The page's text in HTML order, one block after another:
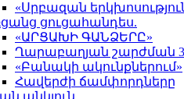
«Սրբազան
ցուցահանդես.
«ԱՐՑԱԽԻ ԳԱՆՁԵՐԸ»
Ղարաբաղյան շարժման
«Բանակի ակունքներում»
Հավերժի ճամփորդները
անկյուն